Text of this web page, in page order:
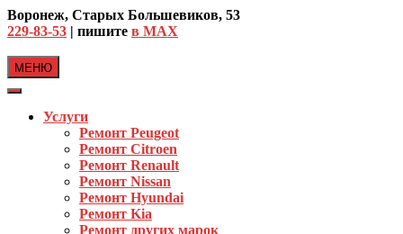
Skip
to
Воронеж, Старых Большевиков, 53
229-83-53 | пишите в MAX
МЕНЮ
Услуги
Ремонт Peugeot
Ремонт Citroen
Ремонт Renault
Ремонт Nissan
Ремонт Hyundai
Ремонт Kia
Ремонт других марок